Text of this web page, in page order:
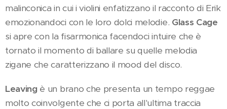
malinconica in cui i violini enfatizzano il racconto di Erik
emozionandoci con le loro dolci melodie. Glass Cage
si apre con la fisarmonica facendoci intuire che è
tornato il momento di ballare su quelle melodia
zigane che caratterizzano il mood del disco.
Leaving è un brano che presenta un tempo reggae
molto coinvolgente che ci porta all'ultima traccia